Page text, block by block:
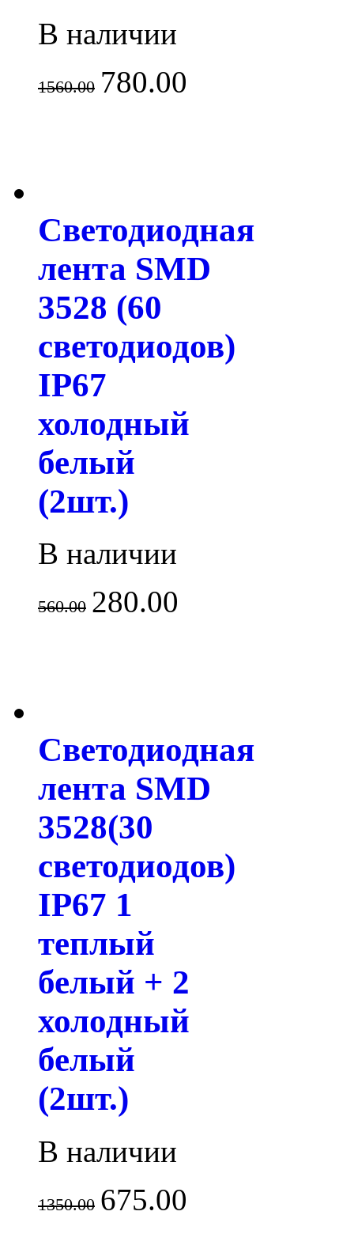
В наличии
1560.00 780.00
Светодиодная
лента SMD
3528 (60
светодиодов)
IP67
холодный
белый
(2шт.)
В наличии
560.00 280.00
Светодиодная
лента SMD
3528(30
светодиодов)
IP67 1
теплый
белый + 2
холодный
белый
(2шт.)
В наличии
1350.00 675.00